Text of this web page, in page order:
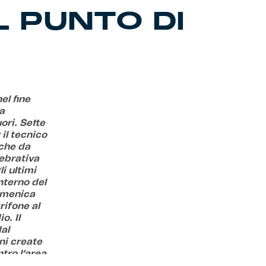
PUNTO DI
fine
Sette
il tecnico
da
ultimi
del
al
Il
create
l’area